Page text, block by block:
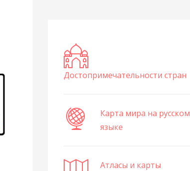
Достопримечательности стран
Карта мира на русском
языке
Атласы и карты